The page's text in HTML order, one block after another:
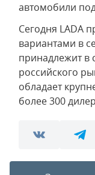
автомобили
Сегодня LADA
вариантами в
принадлежит в
российского
обладает
более 300